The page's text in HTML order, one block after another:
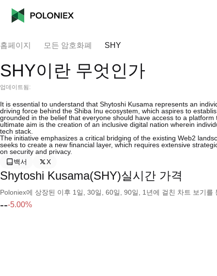
홈페이지 모든 암호화폐 SHY
SHY이란 무엇인가
업데이트됨:
It is essential to understand that Shytoshi Kusama represents an
driving force behind the Shiba Inu ecosystem, which aspires to
grounded in the belief that everyone should have access to a
ultimate aim is the creation of an inclusive digital nation wherein
tech stack.
The initiative emphasizes a critical bridging of the existing Web2
seeks to create a new financial layer, which requires extensive
on security and privacy.
백서
X
Shytoshi Kusama(SHY)실시간 가격
Poloniex에 상장된 이후 1일, 30일, 60일, 90일, 1년에 걸친 차트 보기
---5.00%